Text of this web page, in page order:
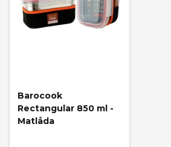
Barocook
Rectangular 850 ml -
Matlåda